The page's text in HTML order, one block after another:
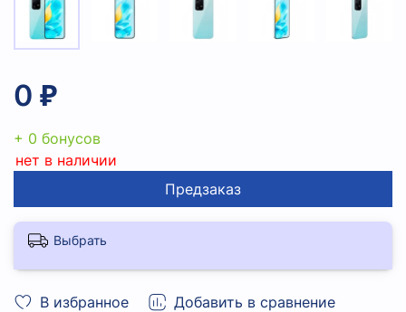
В избранное Добавить в сравнение
0 ₽
+ 0 бонусов
нет в наличии
Предзаказ
Выбрать